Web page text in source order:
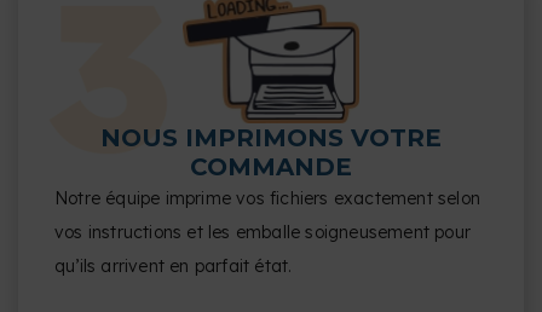
NOUS IMPRIMONS VOTRE
COMMANDE
Notre équipe imprime vos fichiers exactement selon
vos instructions et les emballe soigneusement pour
qu’ils arrivent en parfait état.